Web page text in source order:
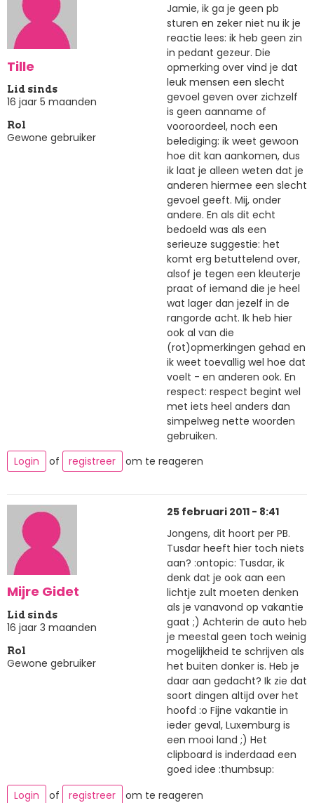
Tille
Lid sinds
16 jaar 5 maanden
Rol
Gewone gebruiker
Jamie, ik ga je geen pb
sturen en zeker niet nu ik je
reactie lees: ik heb geen zin
in pedant gezeur. Die
opmerking over vind je dat
leuk mensen een slecht
gevoel geven over zichzelf
is geen aanname of
vooroordeel, noch een
belediging: ik weet gewoon
hoe dit kan aankomen, dus
ik laat je alleen weten dat je
anderen hiermee een slecht
gevoel geeft. Mij, onder
andere. En als dit echt
bedoeld was als een
serieuze suggestie: het
komt erg betuttelend over,
alsof je tegen een kleuterje
praat of iemand die je heel
wat lager dan jezelf in de
rangorde acht. Ik heb hier
ook al van die
(rot)opmerkingen gehad en
ik weet toevallig wel hoe dat
voelt - en anderen ook. En
respect: respect begint wel
met iets heel anders dan
simpelweg nette woorden
gebruiken.
Login
of registreer om te reageren
Mijre Gidet
Lid sinds
16 jaar 3 maanden
Rol
Gewone gebruiker
25 februari 2011 - 8:41
Jongens, dit hoort per PB.
Tusdar heeft hier toch niets
aan? :ontopic: Tusdar, ik
denk dat je ook aan een
lichtje zult moeten denken
als je vanavond op vakantie
gaat ;) Achterin de auto heb
je meestal geen toch weinig
mogelijkheid te schrijven als
het buiten donker is. Heb je
daar aan gedacht? Ik zie dat
soort dingen altijd over het
hoofd :o Fijne vakantie in
ieder geval, Luxemburg is
een mooi land ;) Het
clipboard is inderdaad een
goed idee :thumbsup:
Login
of registreer om te reageren